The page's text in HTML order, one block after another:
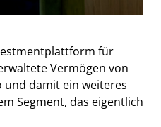
für
Vermögen von
und damit ein weiteres
Segment, das eigentlich